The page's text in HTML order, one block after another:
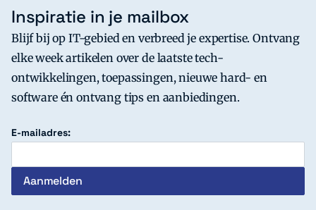
Inspiratie in je mailbox
Blijf bij op IT-gebied en verbreed je expertise. Ontvang
elke week artikelen over de laatste tech-
ontwikkelingen, toepassingen, nieuwe hard- en
software én ontvang tips en aanbiedingen.
E-mailadres: